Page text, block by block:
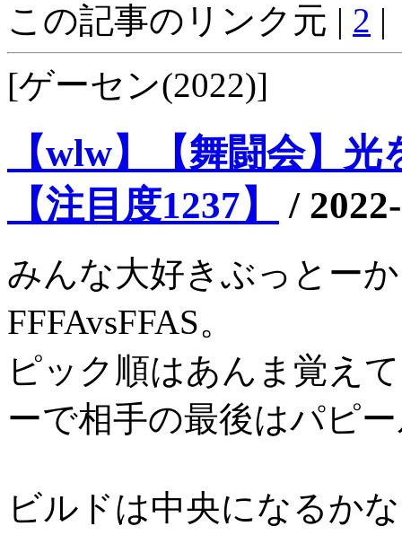
この記事のリンク元 | 2 |
[ゲーセン(2022)]
【wlw】【舞闘会】
【注目度1237】
/
みんな大好きぶっとー
FFFAvsFFAS。
ピック順はあんま覚え
ーで相手の最後はパピ
ビルドは中央になるか